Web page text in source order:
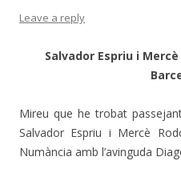
Leave a reply
Salvador Espriu i
Mireu que he trobat
Salvador Espriu i Mercè
Numància amb l’avinguda